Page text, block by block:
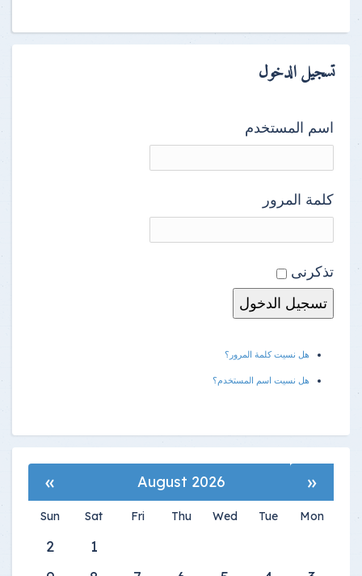
تسجيل الدخول
اسم المستخدم
كلمة المرور
تذكرنى
هل نسيت كلمة المرور؟
هل نسيت اسم المستخدم؟
«
August 2026
»
Mon
Tue
Wed
Thu
Fri
Sat
Sun
1
2